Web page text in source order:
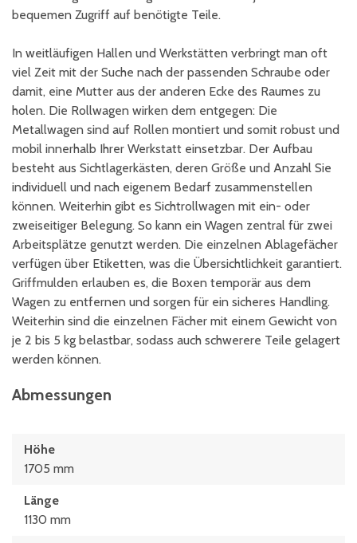
bequemen Zugriff auf benötigte Teile.
In weitläufigen Hallen und Werkstätten verbringt man oft
viel Zeit mit der Suche nach der passenden Schraube oder
damit, eine Mutter aus der anderen Ecke des Raumes zu
holen. Die Rollwagen wirken dem entgegen: Die
Metallwagen sind auf Rollen montiert und somit robust und
mobil innerhalb Ihrer Werkstatt einsetzbar. Der Aufbau
besteht aus Sichtlagerkästen, deren Größe und Anzahl Sie
individuell und nach eigenem Bedarf zusammenstellen
können. Weiterhin gibt es Sichtrollwagen mit ein- oder
zweiseitiger Belegung. So kann ein Wagen zentral für zwei
Arbeitsplätze genutzt werden. Die einzelnen Ablagefächer
verfügen über Etiketten, was die Übersichtlichkeit garantiert.
Griffmulden erlauben es, die Boxen temporär aus dem
Wagen zu entfernen und sorgen für ein sicheres Handling.
Weiterhin sind die einzelnen Fächer mit einem Gewicht von
je 2 bis 5 kg belastbar, sodass auch schwerere Teile gelagert
werden können.
Abmessungen
Höhe
1705 mm
Länge
1130 mm